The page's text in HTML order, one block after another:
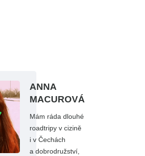
ANNA
MACUROVÁ
Mám ráda dlouhé
roadtripy v cizině
i v Čechách
a dobrodružství,